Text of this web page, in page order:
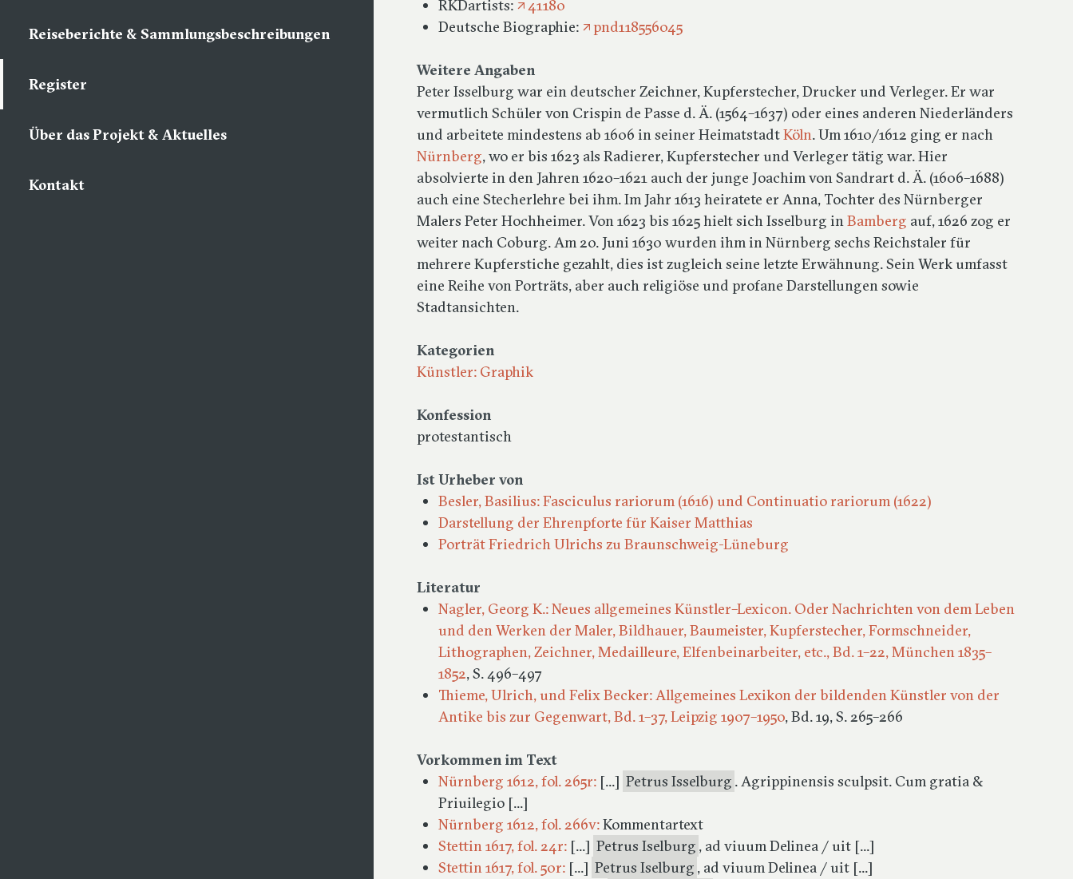
Reiseberichte & Sammlungsbeschreibungen
Register
Über das Projekt & Aktuelles
Kontakt
RKDartists:
41180
Deutsche Biographie:
pnd118556045
Weitere Angaben
Peter Isselburg war ein deutscher Zeichner, Kupferstecher, Drucker und Verleger. Er war
vermutlich Schüler von Crispin de Passe d. Ä. (1564–1637) oder eines anderen Niederländers
und arbeitete mindestens ab 1606 in seiner HeimatstadtKöln. Um 1610/1612 ging er nach
Nürnberg, wo er bis 1623 als Radierer, Kupferstecher und Verleger tätig war. Hier
absolvierte in den Jahren 1620–1621 auch der junge Joachim von Sandrart d. Ä. (1606–1688)
auch eine Stecherlehre bei ihm. Im Jahr 1613 heiratete er Anna, Tochter des Nürnberger
Malers Peter Hochheimer. Von 1623 bis 1625 hielt sich Isselburg inBamberg auf, 1626 zog er
weiter nach Coburg. Am 20. Juni 1630 wurden ihm in Nürnberg sechs Reichstaler für
mehrere Kupferstiche gezahlt, dies ist zugleich seine letzte Erwähnung. Sein Werk umfasst
eine Reihe von Porträts, aber auch religiöse und profane Darstellungen sowie
Stadtansichten.
Kategorien
Künstler: Graphik
Konfession
protestantisch
Ist Urheber von
Besler, Basilius: Fasciculus rariorum (1616) und Continuatio rariorum (1622)
Darstellung der Ehrenpforte für Kaiser Matthias
Porträt Friedrich Ulrichs zu Braunschweig-Lüneburg
Literatur
Nagler, Georg K.: Neues allgemeines Künstler–Lexicon. Oder Nachrichten von dem Leben
und den Werken der Maler, Bildhauer, Baumeister, Kupferstecher, Formschneider,
Lithographen, Zeichner, Medailleure, Elfenbeinarbeiter, etc., Bd. 1–22, München 1835–
1852, S. 496–497
Thieme, Ulrich, und Felix Becker: Allgemeines Lexikon der bildenden Künstler von der
Antike bis zur Gegenwart, Bd. 1–37, Leipzig 1907–1950, Bd. 19, S. 265–266
Vorkommen im Text
Nürnberg 1612, fol. 265r: [...] Petrus Isselburg . Agrippinensis sculpsit. Cum gratia &
Priuilegio [...]
Nürnberg 1612, fol. 266v:Kommentartext
Stettin 1617, fol. 24r: [...] Petrus Iselburg , ad viuum Delinea / uit [...]
Stettin 1617, fol. 50r: [...] Petrus Iselburg , ad viuum Delinea / uit [...]